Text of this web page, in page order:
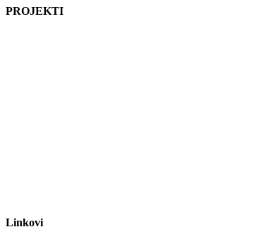
PROJEKTI
Linkovi